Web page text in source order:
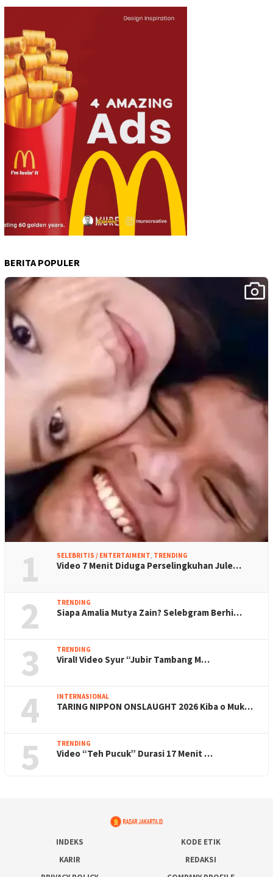
BERITA POPULER
1 SELEBRITIS / ENTERTAIMENT TRENDING
Video 7 Menit Diduga Perselingkuhan Jule…
2 TRENDING
Siapa Amalia Mutya Zain? Selebgram Berhi…
3 TRENDING
Viral! Video Syur “Jubir Tambang M…
4 INTERNASIONAL
TARING NIPPON ONSLAUGHT 2026 Kiba o Muk…
5 TRENDING
Video “Teh Pucuk” Durasi 17 Menit …
INDEKS
KODE ETIK
KARIR
REDAKSI